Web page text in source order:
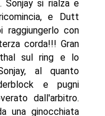
Sonjay si rialza e
e Dutt
con
corda!!! Gran
sul ring e lo
al quanto
e pugni
dall'arbitro.
una ginocchiata